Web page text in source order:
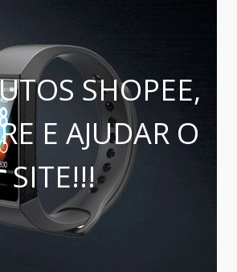
SHOPEE,
E AJUDAR O
SITE!!!